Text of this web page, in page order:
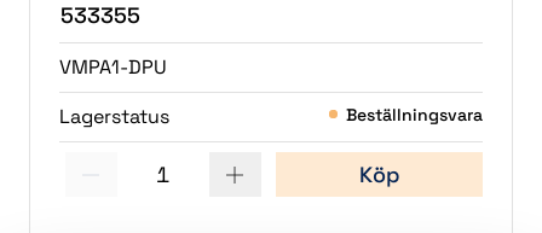
533355
VMPA1-DPU
Lagerstatus
Beställningsvara
1 Köp